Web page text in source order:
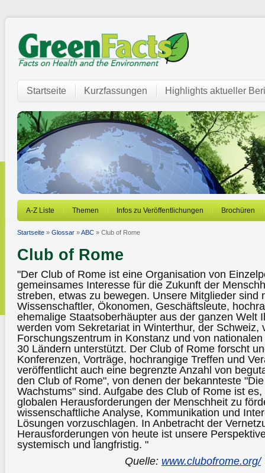
Startseite Kurzfassungen Highlights aktueller
A-Z Liste Themen Infos zu Veröffentlichungen Brochüren
Startseite » Glossar »ABC » Club of Rome
Club of Rome
"Der Club of Rome ist eine Organisation von
gemeinsames Interesse für die Zukunft der
streben, etwas zu bewegen. Unsere Mitglieder sind
Wissenschaftler, Ökonomen, Geschäftsleute,
ehemalige Staatsoberhäupter aus der ganzen Welt
werden vom Sekretariat in Winterthur, der Schweiz,
Forschungszentrum in Konstanz und von
30 Ländern unterstützt. Der Club of Rome forscht
Konferenzen, Vorträge, hochrangige Treffen und
veröffentlicht auch eine begrenzte Anzahl von
den Club of Rome", von denen der bekannteste
Wachstums" sind. Aufgabe des Club of Rome ist
globalen Herausforderungen der Menschheit zu
wissenschaftliche Analyse, Kommunikation und
Lösungen vorzuschlagen. In Anbetracht der
Herausforderungen von heute ist unsere
systemisch und langfristig. "
Quelle: www.clubofrome.org/